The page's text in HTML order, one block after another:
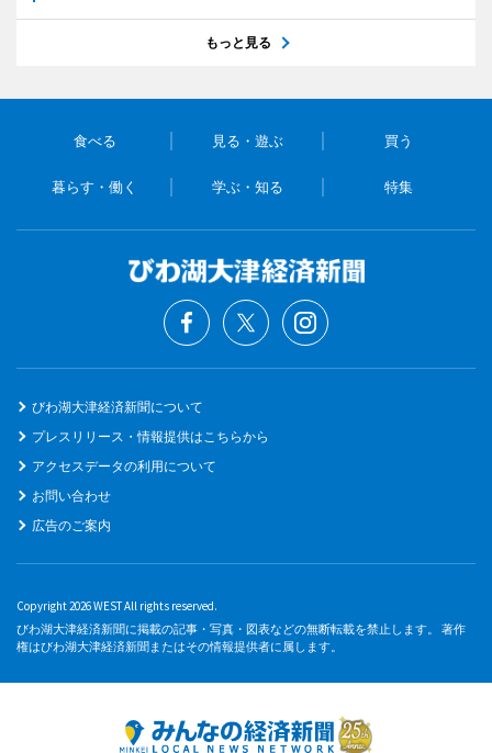
もっと見る
食べる 見る・遊ぶ 買う
暮らす・働く 学ぶ・知る 特集
びわ湖大津経済新聞について
プレスリリース・情報提供はこちらから
アクセスデータの利用について
お問い合わせ
広告のご案内
Copyright 2026 WEST All rights reserved.
びわ湖大津経済新聞に掲載の記事・写真・図表などの無断転載を禁止します。 著作
権はびわ湖大津経済新聞またはその情報提供者に属します。